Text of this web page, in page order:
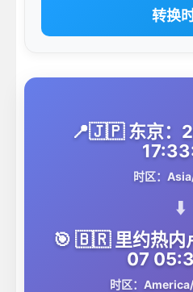
转换
📍🇯🇵 东京：
时区：
⬇️
🎯 🇧🇷 里约热
07
时区：